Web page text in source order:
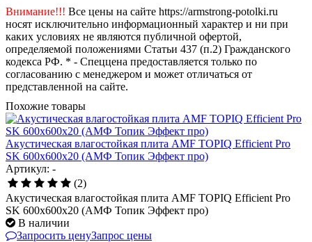
Внимание!!! Все цены на сайте https://armstrong-potolki.ru
носят исключительно информационный характер и ни при
каких условиях не являются публичной офертой,
определяемой положениями Статьи 437 (п.2) Гражданского
кодекса РФ. * - Спеццена предоставляется только по
согласованию с менеджером и может отличаться от
представленной на сайте.
Похожие товары
Акустическая влагостойкая плита AMF TOPIQ Efficient Pro
SK 600x600x20 (АМФ Топик Эффект про)
Артикул: -
(2)
Акустическая влагостойкая плита AMF TOPIQ Efficient Pro
SK 600x600x20 (АМФ Топик Эффект про)
В наличии
Запросить ценуЗапрос цены